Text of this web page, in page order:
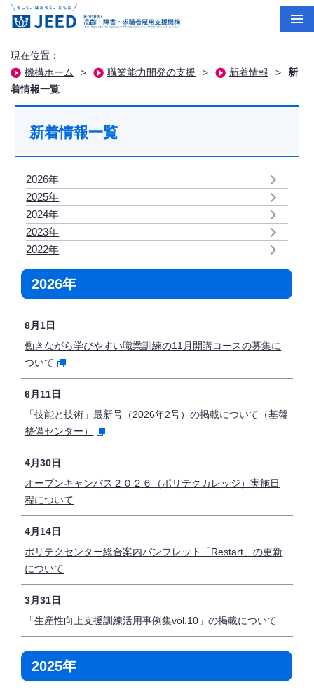
現在位置：
機構ホーム
> 職業能力開発の支援 > 新着情報 >
新
着情報一覧
新着情報一覧
2026年
2025年
2024年
2023年
2022年
2026年
8月1日
働きながら学びやすい職業訓練の11月開講コースの募集に
ついて
6月11日
「技能と技術」最新号（2026年2号）の掲載について（基盤
整備センター）
4月30日
オープンキャンパス２０２６（ポリテクカレッジ）実施日
程について
4月14日
ポリテクセンター総合案内パンフレット「Restart」の更新
について
3月31日
「生産性向上支援訓練活用事例集vol.10」の掲載について
2025年